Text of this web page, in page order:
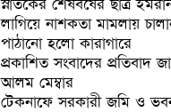
স্নাতকের শেষবর্ষের ছাত্র
লাগিয়ে নাশকতা মামলায়
পাঠানো হলো কারাগারে
প্রকাশিত সংবাদের প্রতিবাদ
আলম মেম্বার
টেকনাফে সরকারী জমি ও